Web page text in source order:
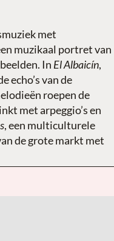
met
muzikaal portret van
In El Albaicín,
echo’s van de
roepen de
met arpeggio’s en
, een multiculturele
de grote markt met